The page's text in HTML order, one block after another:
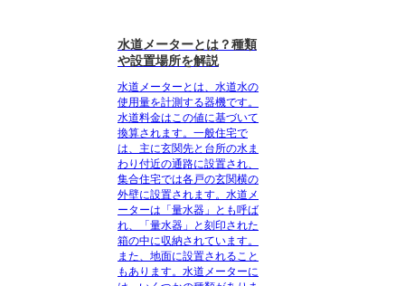
水道メーターとは？種類
や設置場所を解説
水道メーターとは、水道水の
使用量を計測する器機です。
水道料金はこの値に基づいて
換算されます。一般住宅で
は、主に玄関先と台所の水ま
わり付近の通路に設置され、
集合住宅では各戸の玄関横の
外壁に設置されます。 水道メ
ーターは「量水器」とも呼ば
れ、「量水器」と刻印された
箱の中に収納されています。
また、地面に設置されること
もあります。 水道メーターに